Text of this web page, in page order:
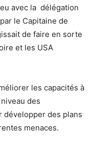
avec la délégation
le Capitaine de
de faire en sorte
et les USA
les capacités à
des
développer des plans
menaces.